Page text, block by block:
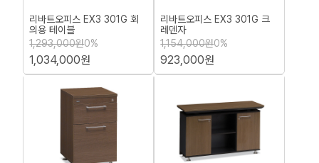
리바트오피스 EX3 301G 회
의용 테이블
1,293,000원0%
1,034,000원
리바트오피스 EX3 301G 크
레덴자
1,154,000원0%
923,000원